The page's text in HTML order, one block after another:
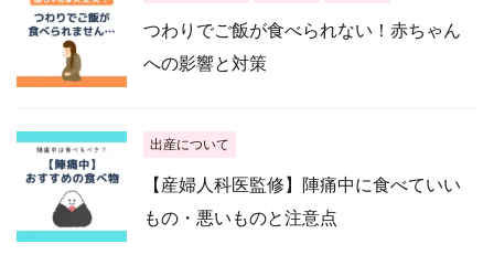
つわりでご飯が食べられない！赤ちゃん
への影響と対策
出産について
【産婦人科医監修】陣痛中に食べていい
もの・悪いものと注意点